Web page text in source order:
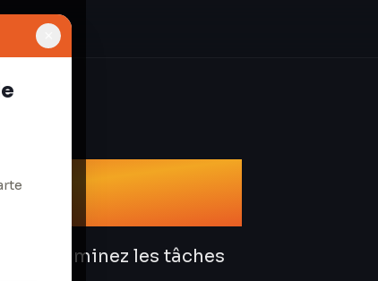
IA
Éliminez les tâches